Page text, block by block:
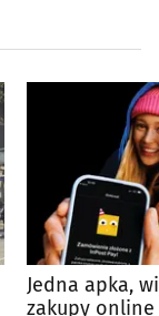
Jedna apka,
zakupy online